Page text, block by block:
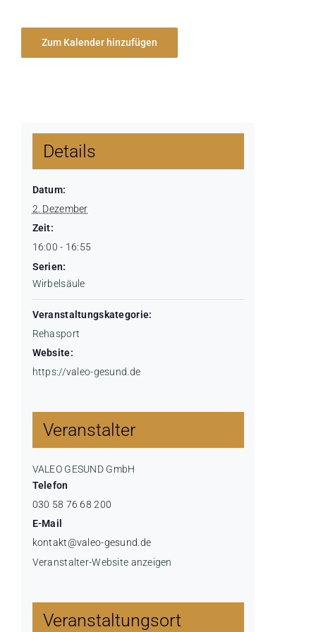
Zum Kalender hinzufügen
Details
Datum:
2. Dezember
Zeit:
16:00 - 16:55
Serien:
Wirbelsäule
Veranstaltungskategorie:
Rehasport
Website:
https://valeo-gesund.de
Veranstalter
VALEO GESUND GmbH
Telefon
030 58 76 68 200
E-Mail
kontakt@valeo-gesund.de
Veranstalter-Website anzeigen
Veranstaltungsort